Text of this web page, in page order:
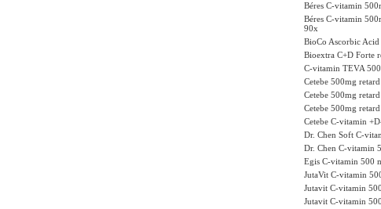
Béres C-vitamin
Béres C-vitamin
90x
BioCo Ascorbic
Bioextra C+D Forte
C-vitamin TEVA
Cetebe 500mg
Cetebe 500mg
Cetebe 500mg
Cetebe C-vitamin
Dr. Chen Soft C-
Dr. Chen C-vitamin
Egis C-vitamin 500
JutaVit C-vitamin
Jutavit C-vitamin
Jutavit C-vitamin